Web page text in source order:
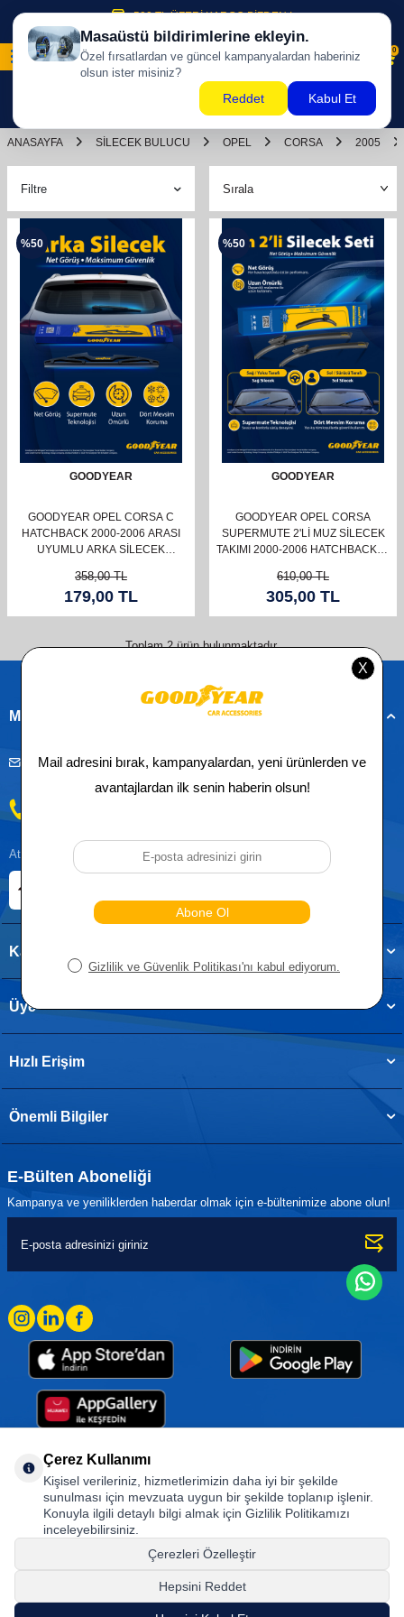
500 TL ÜZERİ KARGO BİZDEN !
0
ANASAYFA SILECEK BULUCU OPEL CORSA 2005
Filtre
%50
GOODYEAR
GOODYEAR OPEL CORSA C
HATCHBACK 2000-2006 ARASI
UYUMLU ARKA SILECEK
358,00TL
179,00 TL
%50
GOODYEAR
GOODYEAR OPEL CORSA
SUPERMUTE 2'LI MUZ SILECEK
TAKIMI 2000-2006 HATCHBACK (5
610,00TL
305,00 TL
Toplam2ürün bulunmaktadır.
Müşteri Hizmetleri
musteridestek@goodyearotoaksesuar.com.tr
Atatürk, Kıraç Mevkii, Orhan Veli Cd. D:No:19, 34522 Esenyurt/İstanbul
Kategoriler
Üye
Hızlı Erişim
Önemli Bilgiler
E-Bülten Aboneliği
Kampanya ve yeniliklerden haberdar olmak için e-bültenimize abone olun!
Goodyear (and Winged Foot Design) are trademarks of or licensed to The Goodyear
Tire & Rubber Company used under license by Basbug Group Company,
Istanbul/Türkiye. © 2026 The Goodyear Tire & Rubber Company.
Çerez Kullanımı
Kişisel verileriniz, hizmetlerimizin daha iyi bir şekilde
sunulması için mevzuata uygun bir şekilde toplanıp işlenir.
Konuyla ilgili detaylı bilgi almak için Gizlilik Politikamızı
inceleyebilirsiniz.
Çerezleri Özelleştir
Hepsini Reddet